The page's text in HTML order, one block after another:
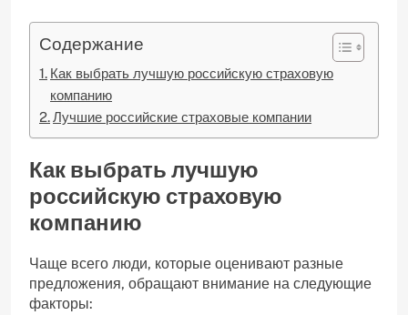
Содержание
Как выбрать лучшую российскую страховую
компанию
Лучшие российские страховые компании
Как выбрать лучшую
российскую страховую
компанию
Чаще всего люди, которые оценивают разные
предложения, обращают внимание на следующие
факторы: